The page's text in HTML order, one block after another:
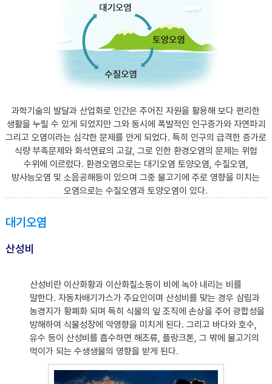
과학기술의 발달과 산업화로 인간은 주어진 자원을 활용해 보다 편리한
생활을 누릴 수 있게 되었지만 그와 동시에 폭발적인 인구증가와 자연파괴
그리고 오염이라는 심각한 문제를 안게 되었다. 특히 인구의 급격한 증가로
식량 부족문제와 화석연료의 고갈, 그로 인한 환경오염의 문제는 위험
수위에 이르렀다. 환경오염으로는 대기오염 토양오염, 수질오염,
방사능오염 및 소음공해등이 있으며 그중 물고기에 주로 영향을 미치는
오염으로는 수질오염과 토양오염이 있다.
대기오염
산성비
산성비란 이산화황과 이산화질소등이 비에 녹아 내리는 비를
말한다. 자동차배기가스가 주요인이며 산성비를 맞는 경우 삼림과
농경지가 황폐화 되며 특히 식물의 잎 조직에 손상을 주어 광합성을
방해하여 식물성장에 악영향을 미치게 된다. 그리고 바다와 호수,
유수 등이 산성비를 흡수하면 해조류, 플랑크톤, 그 밖에 물고기의
먹이가 되는 수생생물의 영향을 받게 된다.